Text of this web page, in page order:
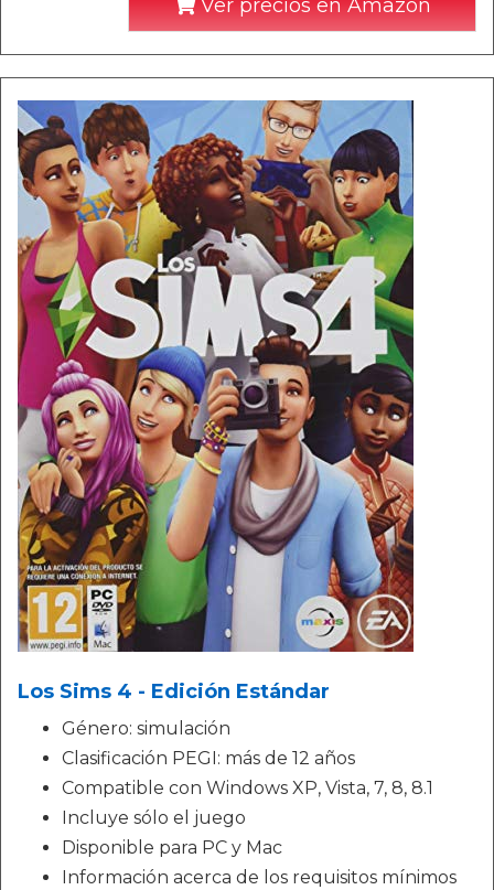
Ver precios en Amazon
Los Sims 4 - Edición Estándar
Género: simulación
Clasificación PEGI: más de 12 años
Compatible con Windows XP, Vista, 7, 8, 8.1
Incluye sólo el juego
Disponible para PC y Mac
Información acerca de los requisitos mínimos